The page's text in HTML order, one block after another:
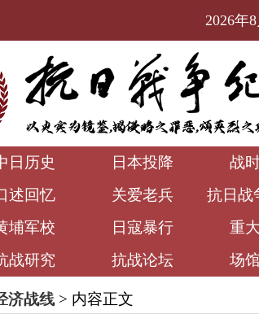
2026年
日历史 日本投降 战
述回忆 关爱老兵 抗日战
埔军校 日寇暴行 重
战研究 抗战论坛 场
济战线> 内容正文